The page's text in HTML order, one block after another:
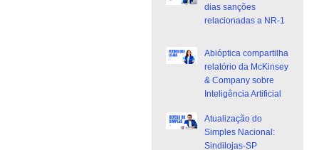
dias sanções
relacionadas a NR-1
Abióptica compartilha
relatório da McKinsey
& Company sobre
Inteligência Artificial
Atualização do
Simples Nacional:
Sindilojas-SP